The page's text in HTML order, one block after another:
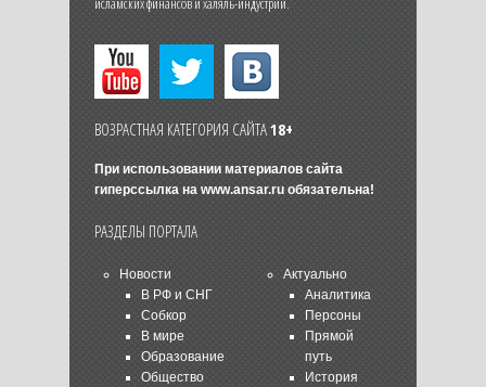
ВОЗРАСТНАЯ КАТЕГОРИЯ САЙТА18+
При использовании материалов сайта
гиперссылка на www.ansar.ruобязательна!
РАЗДЕЛЫ ПОРТАЛА
Новости
В РФ и СНГ
Собкор
В мире
Образование
Общество
Актуально
Аналитика
Персоны
Прямой
путь
История